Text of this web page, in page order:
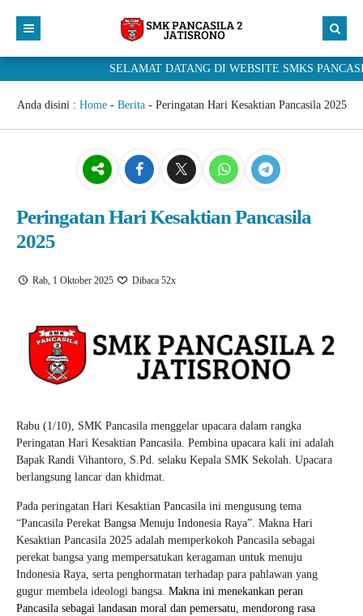
Profil Sekolah
Sambutan Kepala Sekolah
Sejarah Singkat
Struktur Organisasi
Kabar PANDU
Pengumuman
Prakerin
Program Keahlian
Teknik Pemesinan
Kesiswaan
PPDB
SELAMAT DATANG DI WEBSITE SMKS
Anda disini : Home- Berita- Peringatan Hari Kesaktian Pancasila 2025
Peringatan Hari Kesaktian Pancasila
2025
Rab, 1 Oktober 2025 Dibaca 52x
Rabu (1/10), SMK Pancasila menggelar upacara dalam rangka
Peringatan Hari Kesaktian Pancasila. Pembina upacara kali ini adalah
Bapak Randi Vihantoro, S.Pd. selaku Kepala SMK Sekolah. Upacara
berlangsung lancar dan khidmat.
Pada peringatan Hari Kesaktian Pancasila ini mengusung tema
“Pancasila Perekat Bangsa Menuju Indonesia Raya”. Makna Hari
Kesaktian Pancasila 2025 adalah memperkokoh Pancasila sebagai
perekat bangsa yang mempersatukan keragaman untuk menuju
Indonesia Raya, serta penghormatan terhadap para pahlawan yang
gugur membela ideologi bangsa. Makna ini menekankan peran
Pancasila sebagai landasan moral dan pemersatu, mendorong rasa